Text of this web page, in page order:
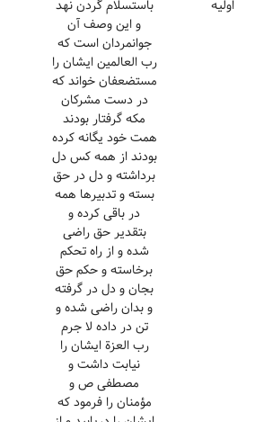
اولیه
باستسلام گردن نهد
و این وصف آن
جوانمردان است که
رب العالمین ایشان را
مستضعفان خواند که
در دست مشرکان
مکه گرفتار بودند
همت خود یگانه کرده
بودند از همه کس دل
برداشته و دل در حق
بسته و تدبیرها همه
در باقی کرده و
بتقدیر حق راضی
شده و از راه تحکم
برخاسته و حکم حق
بجان و دل در گرفته
و بدان راضی شده و
تن در داده لا جرم
رب العزة ایشان را
نیابت داشت و
مصطفی ص و
مؤمنان را فرمود که